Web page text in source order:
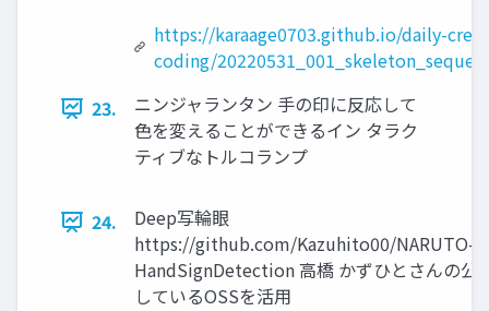
https://karaage0703.github.io/daily-
coding/
23.
ニンジャランタン 手の印に反応して
色を変えることができるイン タラク
ティブなトルコランプ
24.
Deep写輪眼
https://github.com/Kazuhito00/NARUTO-
HandSignDetection 高橋 かずひとさんの公
しているOSSを活用